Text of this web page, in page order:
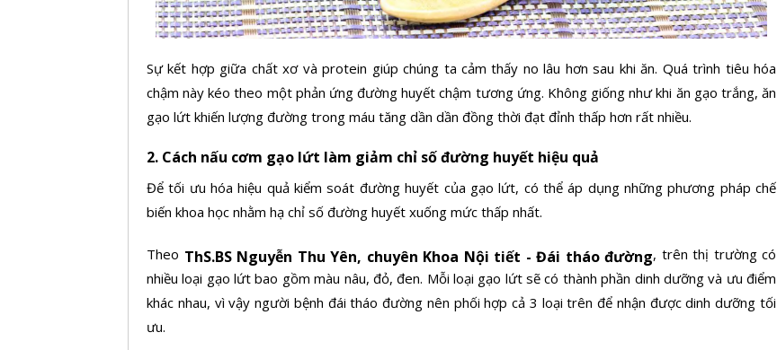
Sự kết hợp giữa chất xơ và protein giúp chúng ta cảm thấy no lâu hơn sau khi ăn. Quá trình tiêu hóa
chậm này kéo theo một phản ứng đường huyết chậm tương ứng. Không giống như khi ăn gạo trắng, ăn
gạo lứt khiến lượng đường trong máu tăng dần dần đồng thời đạt đỉnh thấp hơn rất nhiều.
2. Cách nấu cơm gạo lứt làm giảm chỉ số đường huyết hiệu quả
Để tối ưu hóa hiệu quả kiểm soát đường huyết của gạo lứt, có thể áp dụng những phương pháp chế
biến khoa học nhằm hạ chỉ số đường huyết xuống mức thấp nhất.
Theo ThS.BS Nguyễn Thu Yên, chuyên Khoa Nội tiết - Đái tháo đường, trên thị trường có
nhiều loại gạo lứt bao gồm màu nâu, đỏ, đen. Mỗi loại gạo lứt sẽ có thành phần dinh dưỡng và ưu điểm
khác nhau, vì vậy người bệnh đái tháo đường nên phối hợp cả 3 loại trên để nhận được dinh dưỡng tối
ưu.